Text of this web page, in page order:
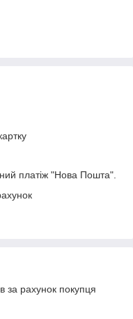
платіж "Нова Пошта".
за рахунок покупця